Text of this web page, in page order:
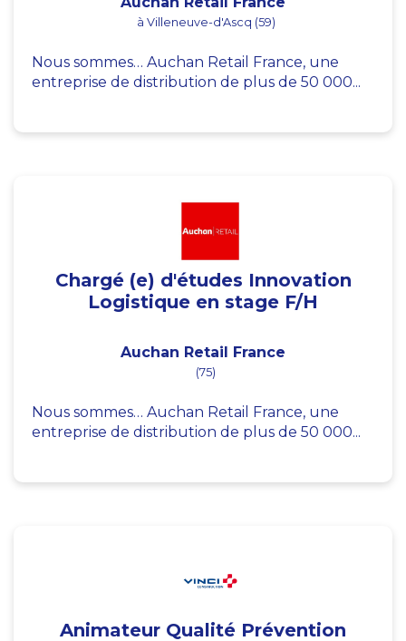
à Villeneuve-d'Ascq (59)
Nous sommes… Auchan Retail France, une
entreprise de distribution de plus de 50 000...
Chargé (e) d'études Innovation
Logistique en stage F/H
Auchan Retail France
(75)
Nous sommes… Auchan Retail France, une
entreprise de distribution de plus de 50 000...
Animateur Qualité Prévention